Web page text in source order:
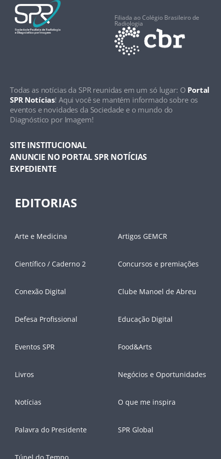
Filiada ao Colégio Brasileiro de
Radiologia
Todas as notícias da SPR reunidas em um só lugar: O Portal
SPR Notícias! Aqui você se mantém informado sobre os
eventos e novidades da Sociedade e o mundo do
Diagnóstico por Imagem!
SITE INSTITUCIONAL
ANUNCIE NO PORTAL SPR NOTÍCIAS
EXPEDIENTE
EDITORIAS
Arte e Medicina Artigos GEMCR
Científico / Caderno 2 Concursos e premiações
Conexão Digital Clube Manoel de Abreu
Defesa Profissional Educação Digital
Eventos SPR Food&Arts
Livros Negócios e Oportunidades
Notícias O que me inspira
Palavra do Presidente SPR Global